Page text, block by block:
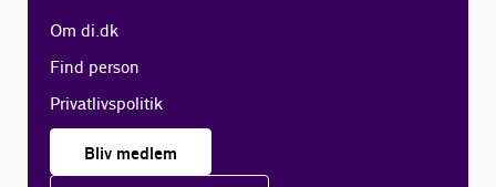
Om di.dk
Find person
Privatlivspolitik
Bliv medlem